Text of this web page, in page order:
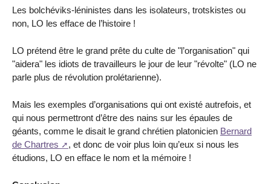
Les bolchéviks-léninistes dans les isolateurs, trotskistes ou
non, LO les efface de l’histoire !
LO prétend être le grand prête du culte de "l’organisation" qui
"aidera" les idiots de travailleurs le jour de leur "révolte" (LO ne
parle plus de révolution prolétarienne).
Mais les exemples d’organisations qui ont existé autrefois, et
qui nous permettront d’être des nains sur les épaules de
géants, comme le disait le grand chrétien platonicien Bernard
de Chartres
, et donc de voir plus loin qu’eux si nous les
étudions, LO en efface le nom et la mémoire !